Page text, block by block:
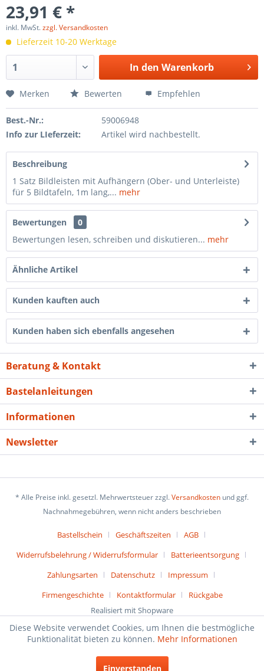
23,91 € *
inkl. MwSt.zzgl. Versandkosten
Lieferzeit 10-20 Werktage
In den Warenkorb
Merken Bewerten Empfehlen
Best.-Nr.:
59006948
Info zur LIeferzeit:
Artikel wird nachbestellt.
Beschreibung
1 Satz Bildleisten mit Aufhängern (Ober- und Unterleiste)
für 5 Bildtafeln, 1m lang,... mehr
Bewertungen
0
Bewertungen lesen, schreiben und diskutieren... mehr
Ähnliche Artikel
Kunden kauften auch
Kunden haben sich ebenfalls angesehen
Beratung & Kontakt
Bastelanleitungen
Informationen
Newsletter
* Alle Preise inkl. gesetzl. Mehrwertsteuer zzgl.Versandkosten und ggf.
Nachnahmegebühren, wenn nicht anders beschrieben
Bastellschein Geschäftszeiten
AGB
Widerrufsbelehrung / Widerrufsformular
Batterieentsorgung
Zahlungsarten
Datenschutz
Impressum
Firmengeschichte
Kontaktformular
Rückgabe
Realisiert mit Shopware
Diese Website verwendet Cookies, um Ihnen die bestmögliche
Funktionalität bieten zu können. Mehr Informationen
Einverstanden